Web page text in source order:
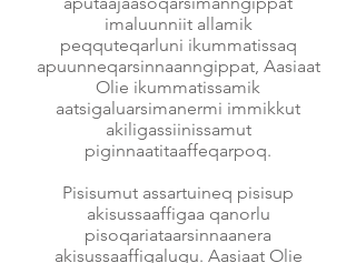
imaluunniit allamik
peqquteqarluni ikummatissaq
apuunneqarsinnaanngippat, Aasiaat
Olie ikummatissamik
aatsigaluarsimanermi immikkut
akiligassiinissamut
piginnaatitaaffeqarpoq.
Pisisumut assartuineq pisisup
akisussaaffigaa qanorlu
pisoqariataarsinnaanera
akisussaaffigalugu. Aasiaat Olie